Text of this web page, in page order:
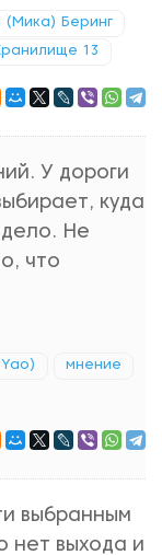
(Мика) Беринг
13
У дороги
куда
Не
что
мнение
выбранным
нет выхода и